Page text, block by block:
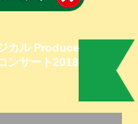
カル Produce
ンサート2018